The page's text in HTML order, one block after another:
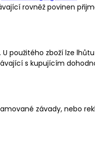
rovněž povinen
použitého zboží lze
s kupujícím
závady, nebo